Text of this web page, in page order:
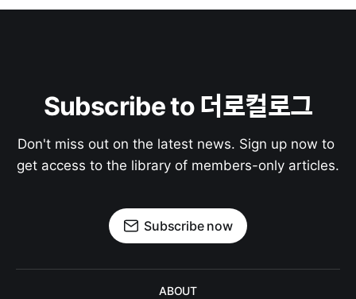
Subscribe to 더로컬로그
Don't miss out on the latest news. Sign up now to
get access to the library of members-only articles.
Subscribe now
ABOUT